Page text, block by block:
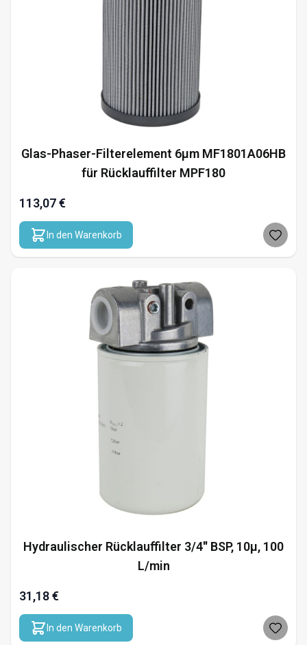
Glas-Phaser-Filterelement 6µm MF1801A06HB
für Rücklauffilter MPF180
113,07 €
In den Warenkorb
Hydraulischer Rücklauffilter 3/4'' BSP, 10µ, 100
L/min
31,18 €
In den Warenkorb